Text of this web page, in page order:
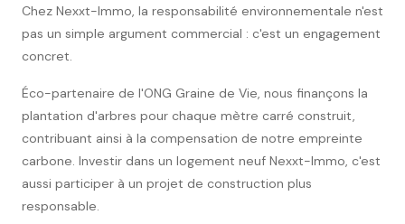
Chez Nexxt-Immo, la responsabilité environnementale n'est
pas un simple argument commercial : c'est un engagement
concret.
Éco-partenaire de l'ONG Graine de Vie, nous finançons la
plantation d'arbres pour chaque mètre carré construit,
contribuant ainsi à la compensation de notre empreinte
carbone. Investir dans un logement neuf Nexxt-Immo, c'est
aussi participer à un projet de construction plus
responsable.